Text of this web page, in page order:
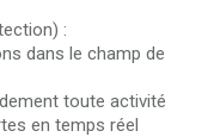
:
dans le champ de
toute activité
en temps réel